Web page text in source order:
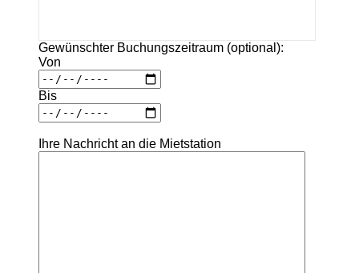
Gewünschter Buchungszeitraum (optional):
Von
Bis
Ihre Nachricht an die Mietstation